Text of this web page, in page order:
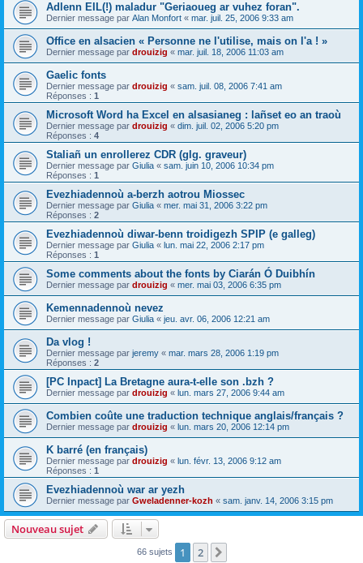
Adlenn EIL(!) maladur "Geriaoueg ar vuhez foran".
Dernier message par Alan Monfort « mar. juil. 25, 2006 9:33 am
Office en alsacien « Personne ne l'utilise, mais on l'a ! »
Dernier message par drouizig « mar. juil. 18, 2006 11:03 am
Gaelic fonts
Dernier message par drouizig « sam. juil. 08, 2006 7:41 am
Réponses : 1
Microsoft Word ha Excel en alsasianeg : lañset eo an traoù
Dernier message par drouizig « dim. juil. 02, 2006 5:20 pm
Réponses : 4
Staliañ un enrollerez CDR (glg. graveur)
Dernier message par Giulia « sam. juin 10, 2006 10:34 pm
Réponses : 1
Evezhiadennoù a-berzh aotrou Miossec
Dernier message par Giulia « mer. mai 31, 2006 3:22 pm
Réponses : 2
Evezhiadennoù diwar-benn troidigezh SPIP (e galleg)
Dernier message par Giulia « lun. mai 22, 2006 2:17 pm
Réponses : 1
Some comments about the fonts by Ciarán Ó Duibhín
Dernier message par drouizig « mer. mai 03, 2006 6:35 pm
Kemennadennoù nevez
Dernier message par Giulia « jeu. avr. 06, 2006 12:21 am
Da vlog !
Dernier message par jeremy « mar. mars 28, 2006 1:19 pm
Réponses : 2
[PC Inpact] La Bretagne aura-t-elle son .bzh ?
Dernier message par drouizig « lun. mars 27, 2006 9:44 am
Combien coûte une traduction technique anglais/français ?
Dernier message par drouizig « lun. mars 20, 2006 12:14 pm
K barré (en français)
Dernier message par drouizig « lun. févr. 13, 2006 9:12 am
Réponses : 1
Evezhiadennoù war ar yezh
Dernier message par Gweladenner-kozh « sam. janv. 14, 2006 3:15 pm
Nouveau sujet
66 sujets 1 2